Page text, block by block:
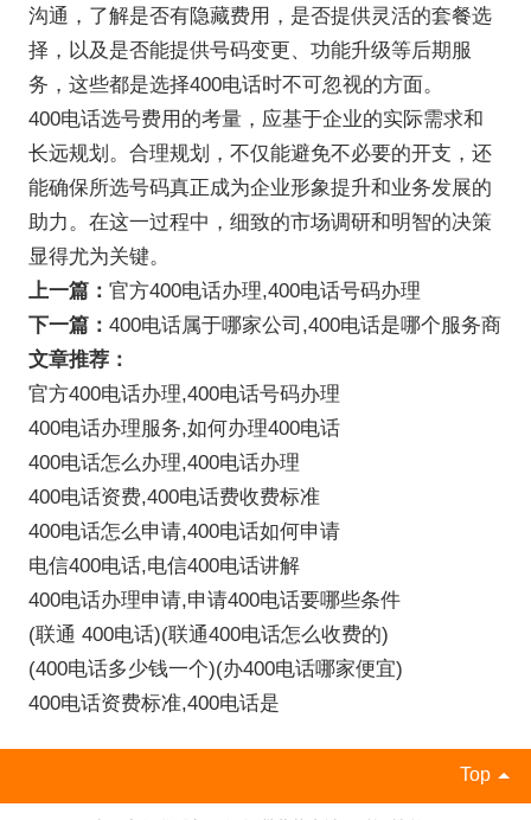
沟通，了解是否有隐藏费用，是否提供灵活的套餐选
择，以及是否能提供号码变更、功能升级等后期服
务，这些都是选择400电话时不可忽视的方面。
400电话选号费用的考量，应基于企业的实际需求和
长远规划。合理规划，不仅能避免不必要的开支，还
能确保所选号码真正成为企业形象提升和业务发展的
助力。在这一过程中，细致的市场调研和明智的决策
显得尤为关键。
上一篇： 官方400电话办理,400电话号码办理
下一篇： 400电话属于哪家公司,400电话是哪个服务商
文章推荐：
官方400电话办理,400电话号码办理
400电话办理服务,如何办理400电话
400电话怎么办理,400电话办理
400电话资费,400电话费收费标准
400电话怎么申请,400电话如何申请
电信400电话,电信400电话讲解
400电话办理申请,申请400电话要哪些条件
(联通 400电话)(联通400电话怎么收费的)
(400电话多少钱一个)(办400电话哪家便宜)
400电话资费标准,400电话是
Top